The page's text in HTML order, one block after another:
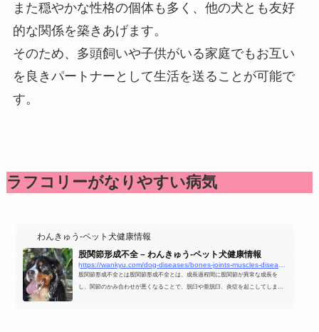
また穏やかな性格の個体も多く、他の犬とも友好
的な関係を築きあげます。
そのため、多頭飼いや子供がいる家庭でもお互い
を良きパートナーとして生活を送ることが可能で
す。
ラフコリーがなりやすい病気
わんきゅう-ペット犬健康情報
股関節形成不全 – わんきゅう-ペット犬健康情報
股関節形成不全とは股関節形成不全とは、成長過程間に股関節が異常な成長を
し、関節のかみ合わせが悪くなることで、脱臼や亜脱臼、炎症を起こしてしまっ